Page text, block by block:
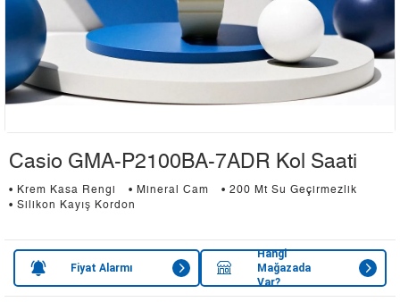
Casio GMA-P2100BA-7ADR Kol Saati
• Krem Kasa Rengi • Mineral Cam
• 200 Mt Su Geçirmezlik
• Silikon Kayış Kordon
Fiyat Alarmı
Hangi
Mağazada
Var?